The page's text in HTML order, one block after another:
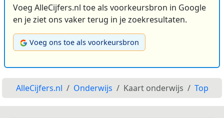
Voeg AlleCijfers.nl toe als voorkeursbron in Google
en je ziet ons vaker terug in je zoekresultaten.
Voeg ons toe als voorkeursbron
AlleCijfers.nl Onderwijs Kaart onderwijs Top